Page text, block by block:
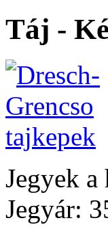
Táj -
Jegyek
Jegyár: